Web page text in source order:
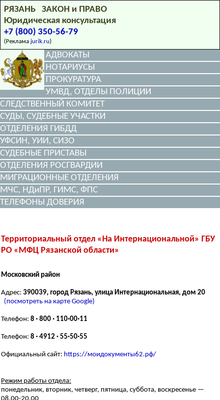
РЯЗАНЬ ЗАКОН и ПРАВО
Юридическая консультация
+7 (800) 350-56-79
(Реклама jurik.ru)
АДВОКАТЫ
НОТАРИУСЫ
ПРОКУРАТУРА
УМВД, ОТДЕЛЫ ПОЛИЦИИ
СЛЕДСТВЕННЫЙ КОМИТЕТ
СУДЫ, СУДЕБНЫЕ УЧАСТКИ
ОТДЕЛЕНИЯ ГИБДД
УФСИН, УИИ, СИЗО
СУДЕБНЫЕ ПРИСТАВЫ
ОТДЕЛЕНИЯ РОСГВАРДИИ
МИГРАЦИОННЫЕ ОТДЕЛЕНИЯ
МЧС, НДиПР, ГИМС, ФПС
ТЕЛЕФОНЫ ДОВЕРИЯ
Территориальный отдел «На Интернациональной» ГБУ
РО «МФЦ Рязанской области»
Московский район
Адрес: 390039, город Рязань, улица Интернациональная, дом 20
(посмотреть на карте Google)
Телефон: 8 · 800 · 110·00·11
Телефон: 8 · 4912 · 55·50·55
Официальный сайт: https://моидокументы62.рф/
Режим работы отдела:
понедельник, вторник, четверг, пятница, суббота, воскресенье —